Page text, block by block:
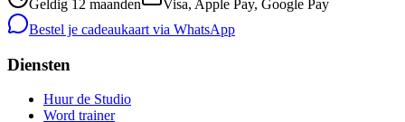
Geldig 12 maanden
Visa, Apple Pay, Google Pay
Bestel je cadeaukaart via WhatsApp
Diensten
Huur de Studio
Word trainer